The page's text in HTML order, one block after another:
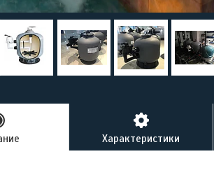
Характеристики